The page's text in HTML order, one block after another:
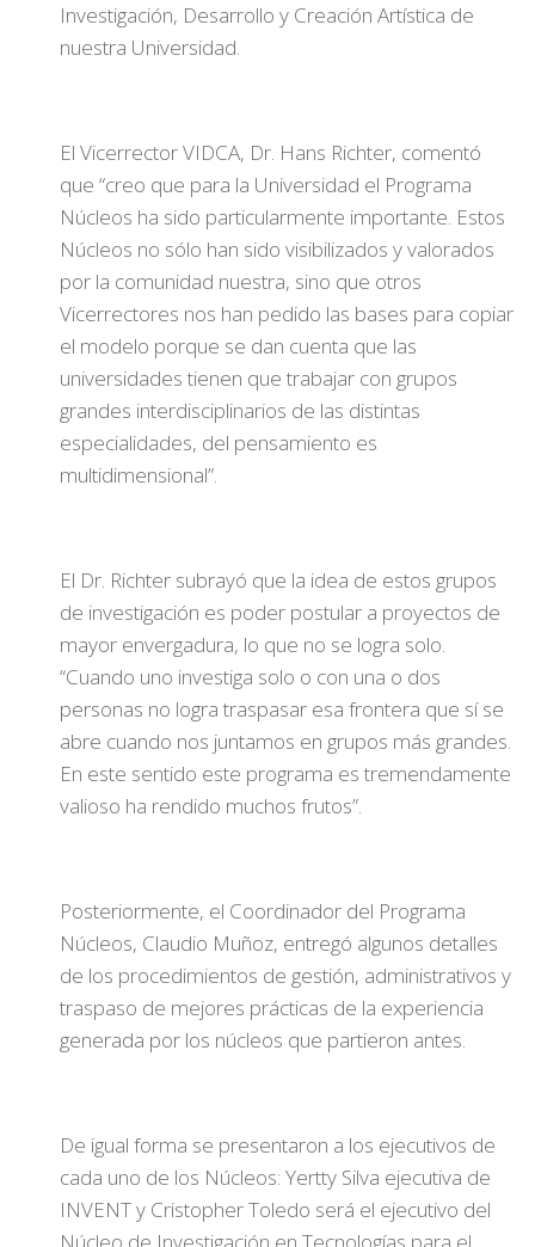
Investigación, Desarrollo y Creación Artística de
nuestra Universidad.
El Vicerrector VIDCA, Dr. Hans Richter, comentó
que “creo que para la Universidad el Programa
Núcleos ha sido particularmente importante. Estos
Núcleos no sólo han sido visibilizados y valorados
por la comunidad nuestra, sino que otros
Vicerrectores nos han pedido las bases para copiar
el modelo porque se dan cuenta que las
universidades tienen que trabajar con grupos
grandes interdisciplinarios de las distintas
especialidades, del pensamiento es
multidimensional”.
El Dr. Richter subrayó que la idea de estos grupos
de investigación es poder postular a proyectos de
mayor envergadura, lo que no se logra solo.
“Cuando uno investiga solo o con una o dos
personas no logra traspasar esa frontera que sí se
abre cuando nos juntamos en grupos más grandes.
En este sentido este programa es tremendamente
valioso ha rendido muchos frutos”.
Posteriormente, el Coordinador del Programa
Núcleos, Claudio Muñoz, entregó algunos detalles
de los procedimientos de gestión, administrativos y
traspaso de mejores prácticas de la experiencia
generada por los núcleos que partieron antes.
De igual forma se presentaron a los ejecutivos de
cada uno de los Núcleos: Yertty Silva ejecutiva de
INVENT y Cristopher Toledo será el ejecutivo del